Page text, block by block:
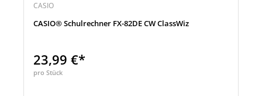
CASIO
CASIO® Schulrechner FX-82DE CW ClassWiz
23,99 €*
pro Stück